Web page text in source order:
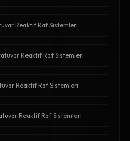
Reaktif Raf Sistemleri
Reaktif Raf Sistemleri
Reaktif Raf Sistemleri
Reaktif Raf Sistemleri